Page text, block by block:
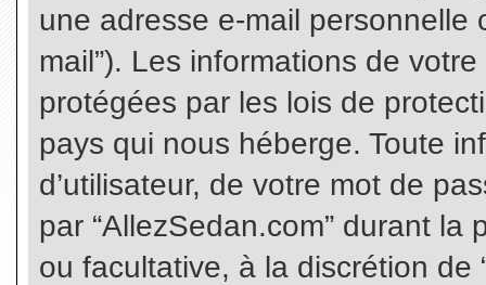
une adresse e-mail personnelle
mail”). Les informations de
protégées par les lois de
pays qui nous héberge. Toute
d’utilisateur, de votre mot de
par “AllezSedan.com” durant la
ou facultative, à la discrétion de